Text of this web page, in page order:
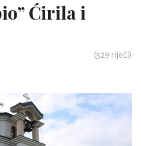
Ćirila i
(529 riječi)